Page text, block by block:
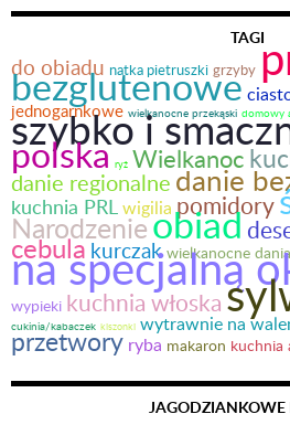
TAGI
do obiadu natka pietruszki grzyby
bezglutenowe
jednogarnkowe wielkanocne przekąski domowy
szybko i
polska ryż Wielkanoc
danie regionalne danie
kuchnia PRLwigilia pomidory
Narodzenieobiad
cebula kurczak wielkanocne
na specjalną
wypieki kuchnia włoska
cukinia/kabaczek kiszonki wytrawnie na
przetwory ryba makaron kuchnia
JAGODZIANKOWE